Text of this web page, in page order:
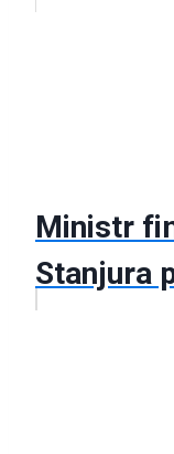
Ministr
Stanjura